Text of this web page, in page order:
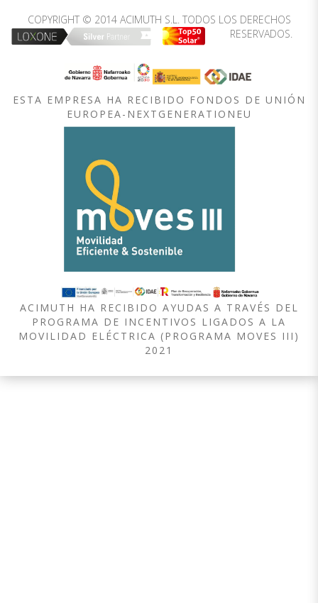
COPYRIGHT © 2014 ACIMUTH S.L. TODOS LOS DERECHOS
RESERVADOS.
ESTA EMPRESA HA RECIBIDO FONDOS DE UNIÓN
EUROPEA-NEXTGENERATIONEU
ACIMUTH HA RECIBIDO AYUDAS A TRAVÉS DEL
PROGRAMA DE INCENTIVOS LIGADOS A LA
MOVILIDAD ELÉCTRICA (PROGRAMA MOVES III)
2021